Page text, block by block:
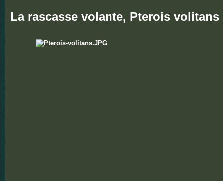
La rascasse volante, Pterois volitans